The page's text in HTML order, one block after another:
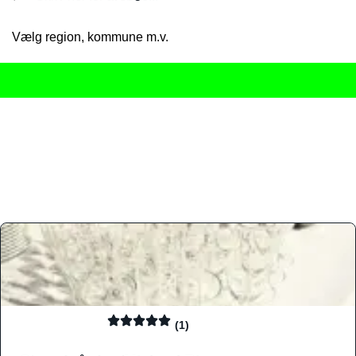
Vælg region, kommune m.v.
(1)